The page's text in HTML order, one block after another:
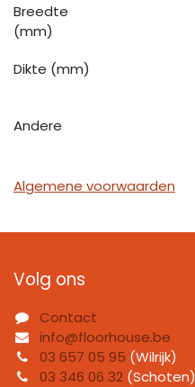
Breedte
(mm)
Dikte (mm)
Andere
Algemene voorwaarden
Volg ons
Contact
info@floorhouse.be
03 657 05 95 (Wilrijk)
03 346 06 32 (Schoten)